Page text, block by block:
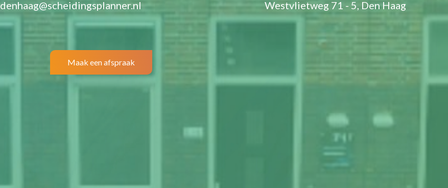
denhaag@scheidingsplanner.nl Westvlietweg 71 - 5, Den Haag
Maak een afspraak